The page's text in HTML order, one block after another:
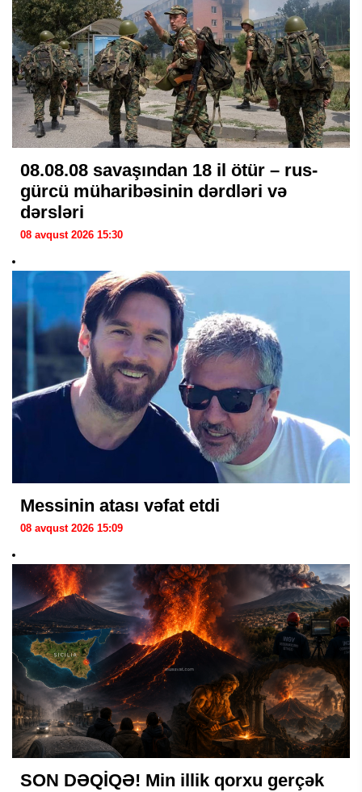
08.08.08 savaşından 18 il ötür – rus-
gürcü müharibəsinin dərdləri və
dərsləri
08 avqust 2026 15:30
Messinin atası vəfat etdi
08 avqust 2026 15:09
SON DƏQİQƏ! Min illik qorxu gerçək